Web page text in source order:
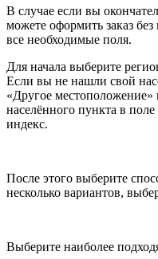
В случае если вы
можете оформить заказ
все необходимые поля.
Для начала выберите
Если вы не нашли свой
«Другое местоположение»
населённого пункта в
индекс.
После этого выберите
несколько вариантов,
Выберите наиболее